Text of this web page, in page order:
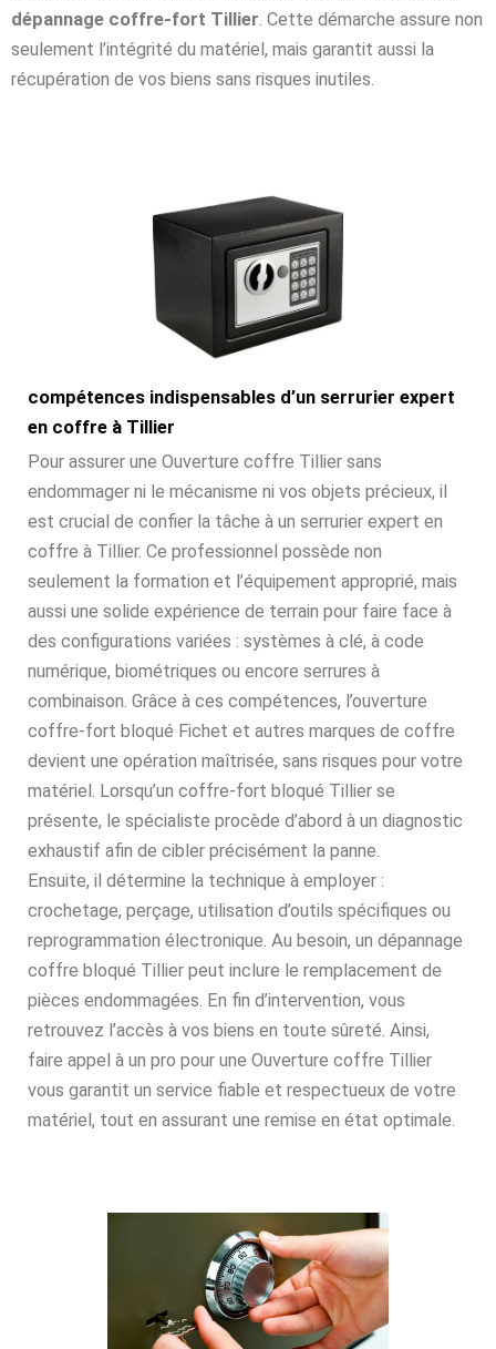
dépannage coffre-fort Tillier. Cette démarche assure non
seulement l’intégrité du matériel, mais garantit aussi la
récupération de vos biens sans risques inutiles.
compétences indispensables d’un serrurier expert
en coffre à Tillier
Pour assurer une Ouverture coffre Tillier sans
endommager ni le mécanisme ni vos objets précieux, il
est crucial de confier la tâche à un serrurier expert en
coffre à Tillier. Ce professionnel possède non
seulement la formation et l’équipement approprié, mais
aussi une solide expérience de terrain pour faire face à
des configurations variées : systèmes à clé, à code
numérique, biométriques ou encore serrures à
combinaison. Grâce à ces compétences, l’ouverture
coffre-fort bloqué Fichet et autres marques de coffre
devient une opération maîtrisée, sans risques pour votre
matériel. Lorsqu’un coffre-fort bloqué Tillier se
présente, le spécialiste procède d’abord à un diagnostic
exhaustif afin de cibler précisément la panne.
Ensuite, il détermine la technique à employer :
crochetage, perçage, utilisation d’outils spécifiques ou
reprogrammation électronique. Au besoin, un dépannage
coffre bloqué Tillier peut inclure le remplacement de
pièces endommagées. En fin d’intervention, vous
retrouvez l’accès à vos biens en toute sûreté. Ainsi,
faire appel à un pro pour une Ouverture coffre Tillier
vous garantit un service fiable et respectueux de votre
matériel, tout en assurant une remise en état optimale.